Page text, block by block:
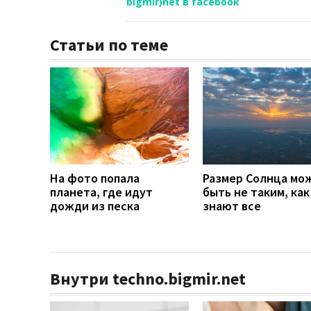
Статьи по теме
На фото попала
планета, где идут
дожди из песка
Размер Солнца
быть не таким, как
знают все
Внутри techno.bigmir.net